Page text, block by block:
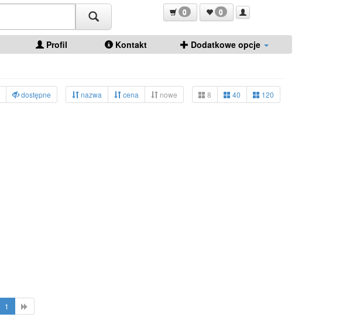
0 0
Profil Kontakt Dodatkowe opcje
dostępne nazwa cena nowe 8 40 120
1